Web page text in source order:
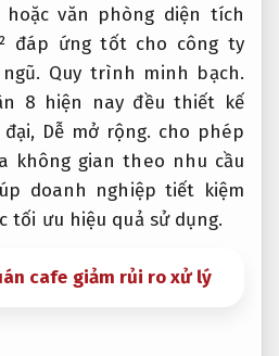
hoặc văn phòng diện tích
đáp ứng tốt cho công ty
Quy trình minh bạch.
8 hiện nay đều thiết kế
Dễ mở rộng. cho phép
không gian theo nhu cầu
doanh nghiệp tiết kiệm
tối ưu hiệu quả sử dụng.
cafe giảm rủi ro xử lý